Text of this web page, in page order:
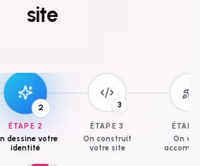
site
2
ÉTAPE 2
dessine votre
identité
3
ÉTAPE 3
On construit
votre site
ÉTAPE
On